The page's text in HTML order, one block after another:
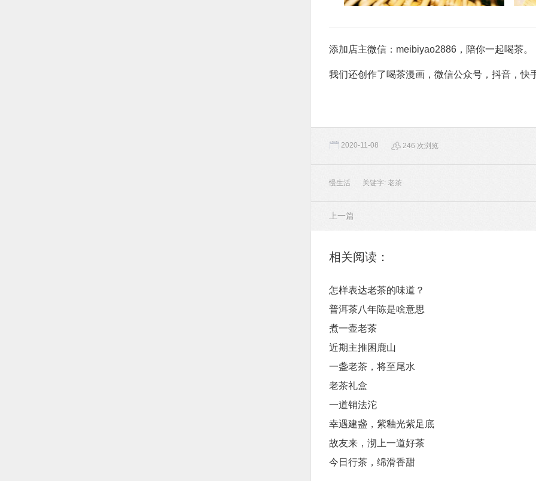
添加店主微信：meibiyao2886，陪你一起喝茶。
我们还创作了喝茶漫画，微信公众号，抖音，快
2020-11-08 246 次浏览
慢生活 关键字:老茶
上一篇
相关阅读：
怎样表达老茶的味道？
普洱茶八年陈是啥意思
煮一壶老茶
近期主推困鹿山
一盏老茶，将至尾水
老茶礼盒
一道销法沱
幸遇建盏，紫釉光紫足底
故友来，沏上一道好茶
今日行茶，绵滑香甜